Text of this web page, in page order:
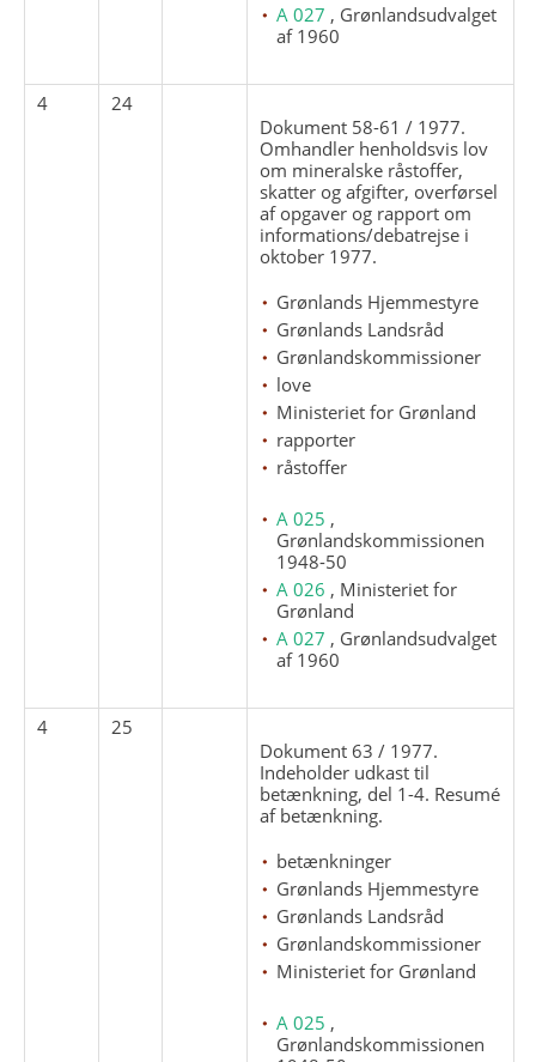
A 027 , Grønlandsudvalget
af 1960
4
24
Dokument 58-61 / 1977.
Omhandler henholdsvis lov
om mineralske råstoffer,
skatter og afgifter, overførsel
af opgaver og rapport om
informations/debatrejse i
oktober 1977.
Grønlands Hjemmestyre
Grønlands Landsråd
Grønlandskommissioner
love
Ministeriet for Grønland
rapporter
råstoffer
A 025 ,
Grønlandskommissionen
1948-50
A 026 , Ministeriet for
Grønland
A 027 , Grønlandsudvalget
af 1960
4
25
Dokument 63 / 1977.
Indeholder udkast til
betænkning, del 1-4. Resumé
af betænkning.
betænkninger
Grønlands Hjemmestyre
Grønlands Landsråd
Grønlandskommissioner
Ministeriet for Grønland
A 025 ,
Grønlandskommissionen